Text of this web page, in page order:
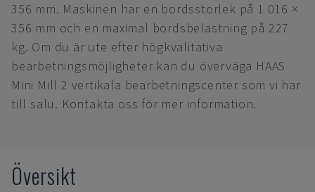
356 mm. Maskinen har en bordsstorlek på 1 016 ×
356 mm och en maximal bordsbelastning på 227
kg. Om du är ute efter högkvalitativa
bearbetningsmöjligheter kan du överväga HAAS
Mini Mill 2 vertikala bearbetningscenter som vi har
till salu. Kontakta oss för mer information.
Översikt